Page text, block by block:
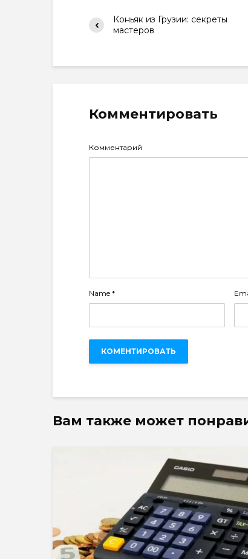
Коньяк из Грузии: секреты
мастеров
Комментировать
Комментарий
Name *
Вам также может